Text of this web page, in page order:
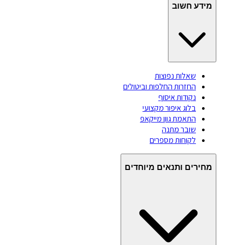
מידע חשוב
שאלות נפוצות
החזרות החלפות וביטולים
נקודות איסוף
בלוג איפור מקצועי
התאמת גוון מייקאפ
שובר מתנה
לקוחות מספרים
מחירים ותנאים מיוחדים